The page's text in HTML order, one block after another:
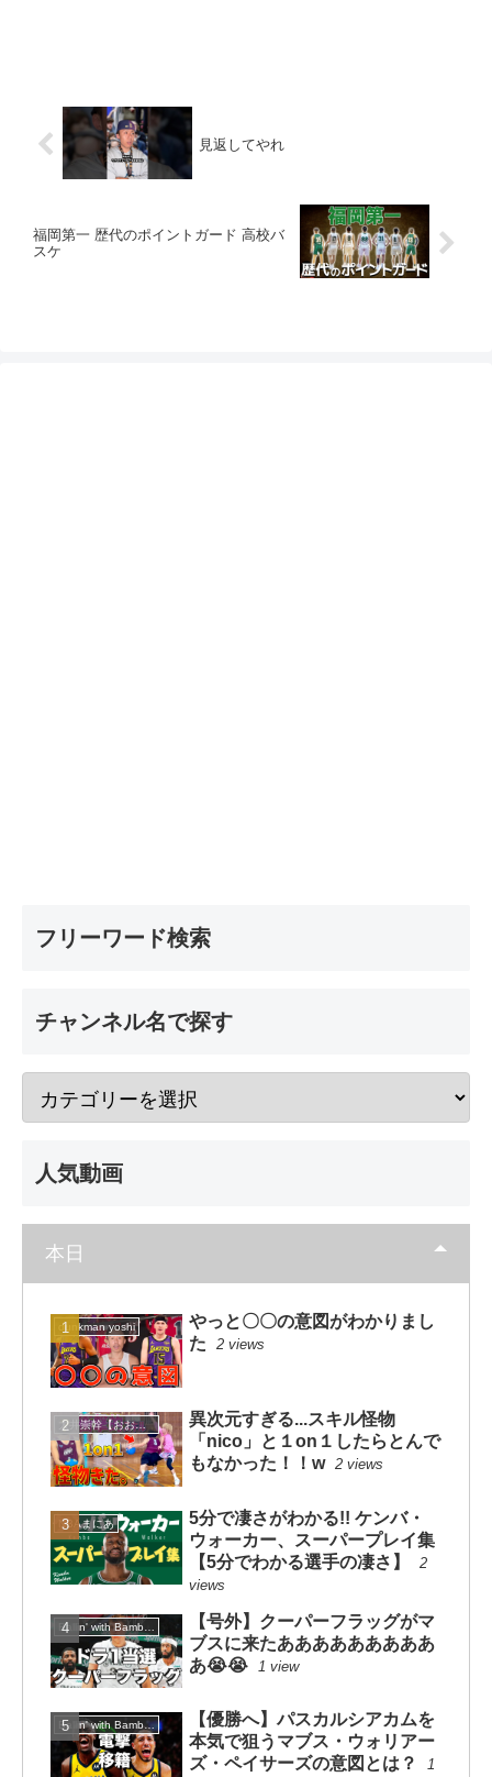
見返してやれ
福岡第一 歴代のポイントガード 高校バ
スケ
フリーワード検索
チャンネル名で探す
人気動画
本日
dunkman yoshi
やっと〇〇の意図がわかりまし
た
2 views
大井崇幹【おおいたかよし】
異次元すぎる...スキル怪物
「nico」と１on１したらとんで
もなかった！！w 2 views
NBAまにあ
5分で凄さがわかる!! ケンバ・
ウォーカー、スーパープレイ集
【5分でわかる選手の凄さ】
2
views
【号外】クーパーフラッグがマ
ブスに来たあああああああああ
あ😭😭
1 view
Ballin' with Bamba【ボーリンウィズバンバ】
【優勝へ】パスカルシアカムを
本気で狙うマブス・ウォリアー
ズ・ペイサーズの意図とは？
1